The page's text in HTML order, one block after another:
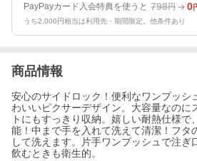
PayPayカード入会特典を使うと 798円 0
うち2,000円相当は利用先・期間限定。他条件あり
商品情報
安心のサイドロック！便利なワンプッシ
わいいピクサーデザイン。大容量なのに
トにもすっきり収納。嬉しい耐熱仕様で
能！中まで手を入れて洗えて清潔！フタ
して洗えます。片手ワンプッシュで注ぎ
飲むときも衛生的。